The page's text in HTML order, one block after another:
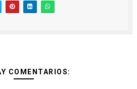
COMENTARIOS: